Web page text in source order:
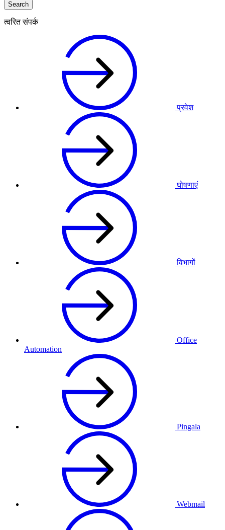
त्वरित संपर्क
प्रवेश
घोषणाएं
विभागों
Office
Automation
Pingala
Webmail